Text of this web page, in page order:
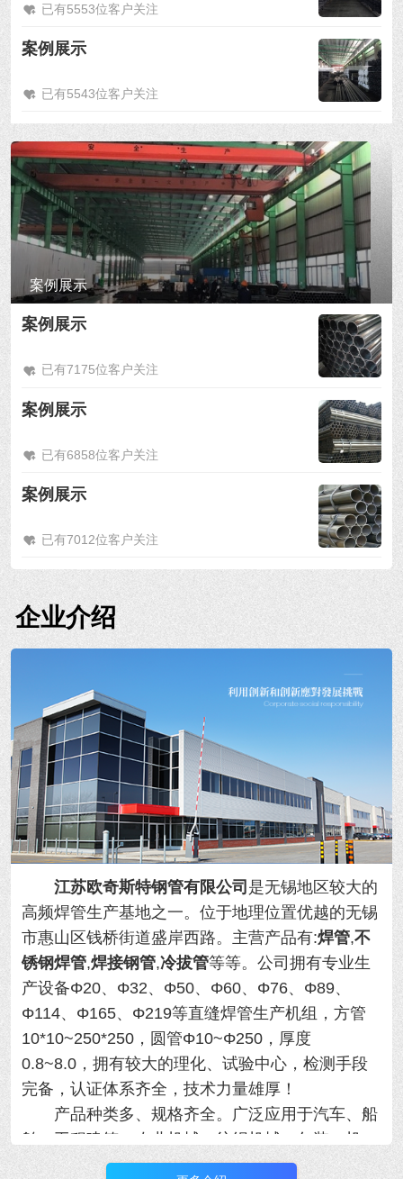
已有5553位客户关注
案例展示
已有5543位客户关注
案例展示
案例展示
已有7175位客户关注
案例展示
已有6858位客户关注
案例展示
已有7012位客户关注
企业介绍
江苏欧奇斯特钢管有限公司 是无锡地区较大的
高频焊管生产基地之一。位于地理位置优越的无锡
市惠山区钱桥街道盛岸西路。主营产品有:焊管,不
锈钢焊管,焊接钢管,冷拔管等等。 公司拥有专业生
产设备Φ20、Φ32、Φ50、Φ60、Φ76、Φ89、
Φ114、Φ165、Φ219等直缝焊管生产机组，方管
10*10~250*250，圆管Φ10~Φ250，厚度
0.8~8.0，拥有较大的理化、试验中心，检测手段
完备，认证体系齐全，技术力量雄厚！
产品种类多、规格齐全。广泛应用于汽车、船
舶、工程建筑、农业机械、纺织机械、包装、机
械、制冷设备等行业，年产量大！用于各类精密机